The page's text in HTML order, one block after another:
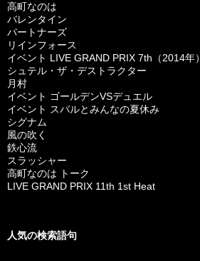
高町なのは
バレンタイン
パートナーズ
リインフォース
イベント LIVE GRAND PRIX 7th（2014年）
シュテル・ザ・デストラクター
月村
イベント ゴールデンVSデュエル
イベント スバルとみんなの夏休み
シグナム
風の吹く
鉄心流
スラッシャー
高町なのは トーク
LIVE GRAND PRIX 11th 1st Heat
人気の検索語句